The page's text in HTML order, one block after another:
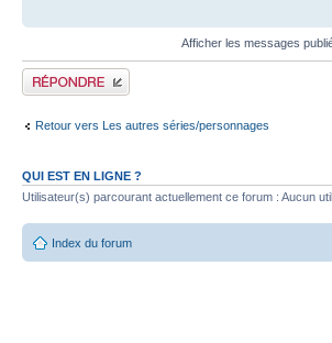
Afficher les messages
Publier une réponse
Retour vers Les autres séries/personnages
QUI EST EN LIGNE ?
Utilisateur(s) parcourant actuellement ce forum : Aucun
Index du forum